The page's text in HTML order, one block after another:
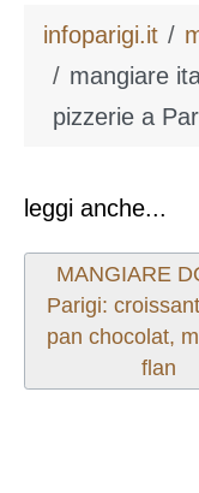
infoparigi.it
mangiare
pizzerie a
leggi anche...
Articolo
MANGIARE
Parigi:
pan chocolat,
flan